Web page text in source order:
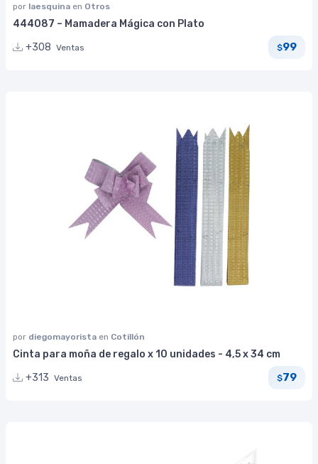
por laesquina en Otros
444087 – Mamadera Mágica con Plato
+308 Ventas $99
por diegomayorista en Cotillón
Cinta para moña de regalo x 10 unidades - 4,5 x 34 cm
+313 Ventas $79